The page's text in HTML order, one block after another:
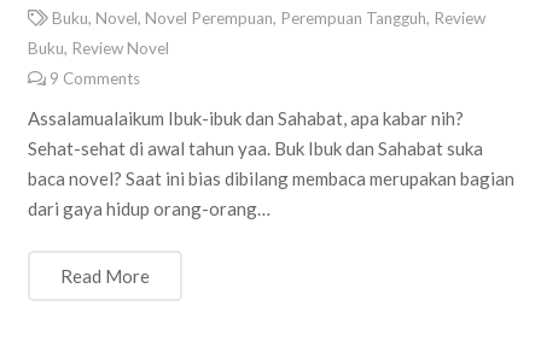
Buku, Novel, Novel Perempuan, Perempuan Tangguh, Review
Buku, Review Novel
9 Comments
Assalamualaikum Ibuk-ibuk dan Sahabat, apa kabar nih?
Sehat-sehat di awal tahun yaa. Buk Ibuk dan Sahabat suka
baca novel? Saat ini bias dibilang membaca merupakan bagian
dari gaya hidup orang-orang…
Read More